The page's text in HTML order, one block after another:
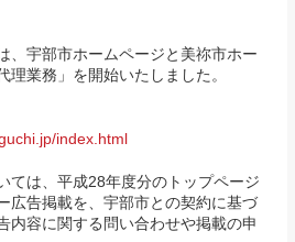
、宇部市ホームページと美祢市ホー
理業務」を開始いたしました。
index.html
ては、平成28年度分のトップページ
広告掲載を、宇部市との契約に基づ
内容に関する問い合わせや掲載の申